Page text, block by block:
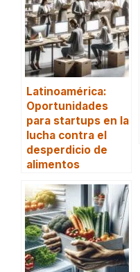
Latinoamérica:
Oportunidades
para startups en la
lucha contra el
desperdicio de
alimentos